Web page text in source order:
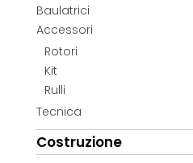
Baulatrici
Accessori
Rotori
Kit
Rulli
Tecnica
Costruzione